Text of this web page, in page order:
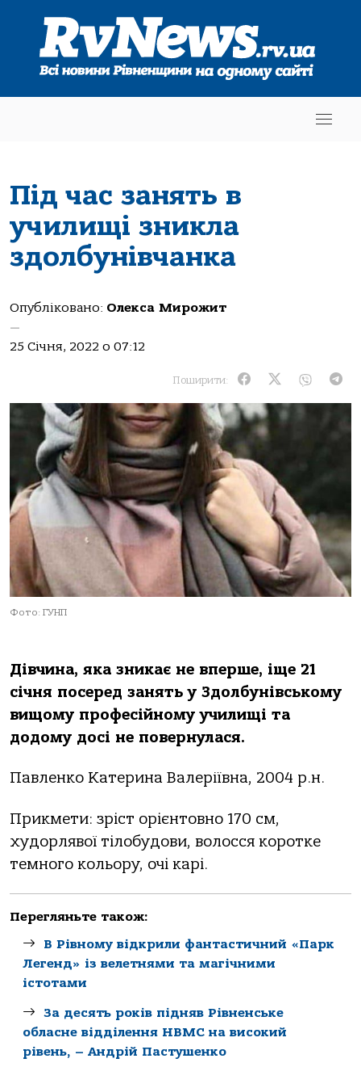
Під час занять в
училищі зникла
здолбунівчанка
Опубліковано: Олекса Мирожит
—
25 Січня, 2022 о 07:12
Поширити:
Фото: ГУНП
Дівчина, яка зникає не вперше, іще 21
січня посеред занять у Здолбунівському
вищому професійному училищі та
додому досі не повернулася.
Павленко Катерина Валеріївна, 2004 р.н.
Прикмети: зріст орієнтовно 170 см,
худорлявої тілобудови, волосся коротке
темного кольору, очі карі.
Перегляньте також:
В Рівному відкрили фантастичний «Парк
Легенд» із велетнями та магічними
істотами
За десять років підняв Рівненське
обласне відділення НВМС на високий
рівень, – Андрій Пастушенко